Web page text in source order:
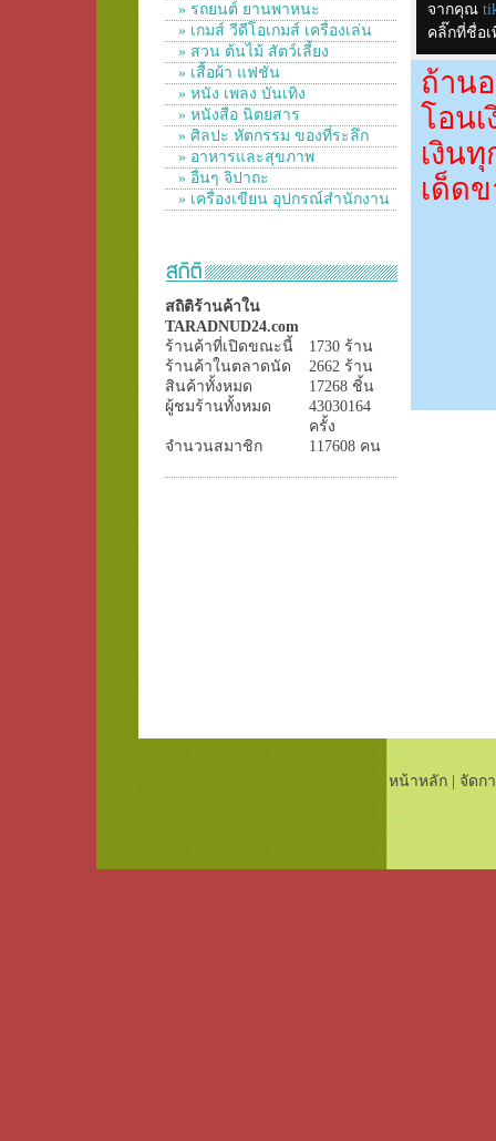
» รถยนต์ ยานพาหนะ
» เกมส์ วีดีโอเกมส์ เครื่องเล่น
» สวน ต้นไม้ สัตว์เลี้ยง
» เสื้อผ้า แฟชั่น
» หนัง เพลง บันเทิง
» หนังสือ นิตยสาร
» ศิลปะ หัตกรรม ของที่ระลึก
» อาหารและสุขภาพ
» อื่นๆ จิปาถะ
» เครื่องเขียน อุปกรณ์สำนักงาน
สถิติร้านค้าใน
TARADNUD24.com
ร้านค้าที่เปิดขณะนี้
1730 ร้าน
ร้านค้าในตลาดนัด
2662 ร้าน
สินค้าทั้งหมด
17268 ชิ้น
ผู้ชมร้านทั้งหมด
43030164
ครั้ง
จำนวนสมาชิก
117608 คน
จากคุณ
คลิ๊กที่ชื่อ
ถ้าน
โอน
เงิน
เด็ด
หน้าหลัก| จัดก